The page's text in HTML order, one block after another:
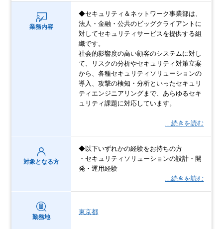
業務内容
◆セキュリティ＆ネットワーク事業部は、
法人・金融・公共のビッグクライアントに
対してセキュリティサービスを提供する組
織です。
社会的影響度の⾼い顧客のシステムに対し
て、リスクの分析やセキュリティ対策立案
から、各種セキュリティソリューションの
導⼊、攻撃の検知・分析といったセキュリ
ティエンジニアリングまで、あらゆるセキ
ュリティ課題に対応しています。​
…続きを読む
対象となる方
◆以下いずれかの経験をお持ちの方​
・セキュリティソリューションの設計・開
発・運用経験​
…続きを読む
勤務地
東京都